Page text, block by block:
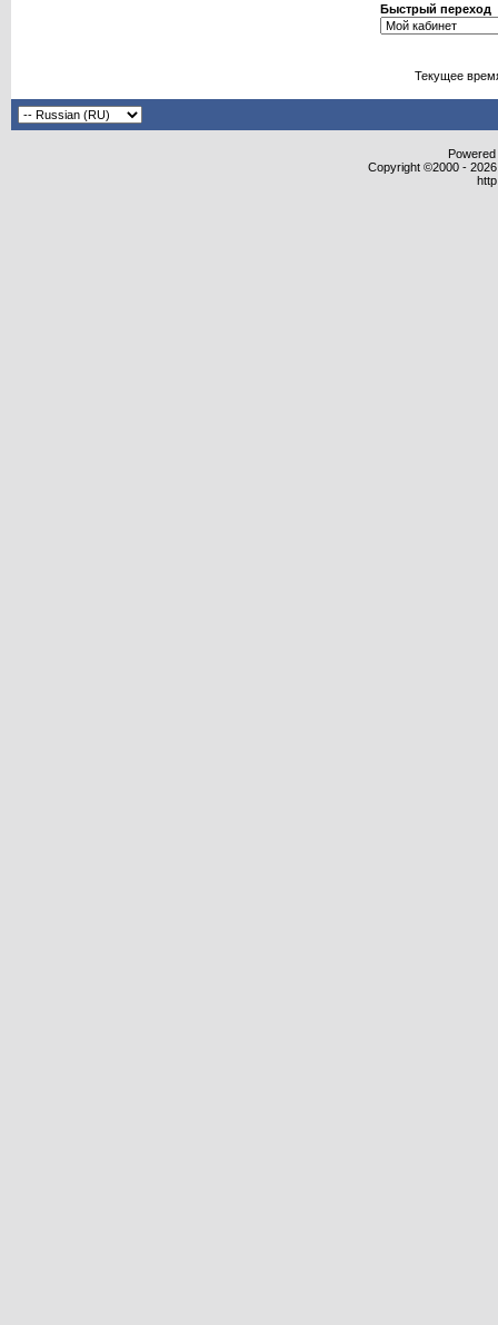
Быстрый переход
Текущее
Copyright ©2000 -